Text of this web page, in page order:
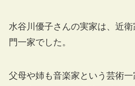
水谷川優子さんの実家は、近
門一家でした。
父母や姉も音楽家という芸術